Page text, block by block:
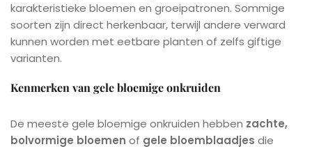
karakteristieke bloemen en groeipatronen. Sommige
soorten zijn direct herkenbaar, terwijl andere verward
kunnen worden met eetbare planten of zelfs giftige
varianten.
Kenmerken van gele bloemige onkruiden
De meeste gele bloemige onkruiden hebben zachte,
bolvormige bloemen of gele bloemblaadjes die